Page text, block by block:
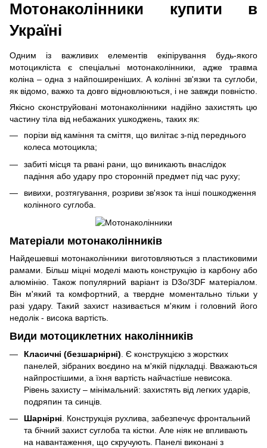
Мотонаколінники купити в
Україні
Одним із важливих елементів екіпірування будь-якого
мотоцикліста є спеціальні мотонаколінники, адже травма
коліна – одна з найпоширеніших. А колінні зв'язки та суглоби,
як відомо, важко та довго відновлюються, і не завжди повністю.
Якісно сконструйовані мотонаколінники надійно захистять цю
частину тіла від небажаних ушкоджень, таких як:
порізи від каміння та сміття, що вилітає з-під переднього
колеса мотоцикла;
забиті місця та рвані рани, що виникають внаслідок
падіння або удару про сторонній предмет під час руху;
вивихи, розтягування, розриви зв'язок та інші пошкодження
колінного суглоба.
Матеріали мотонаколінників
Найдешевші мотонаколінники виготовляються з пластиковими
рамами. Більш міцні моделі мають конструкцію із карбону або
алюмінію. Також популярний варіант із D3o/3DF матеріалом.
Він м'який та комфортний, а твердне моментально тільки у
разі удару. Такий захист називається м'яким і головний його
недолік - висока вартість.
Види мотоциклетних наколінників
Класичні (безшарнірні) . Є конструкцією з жорстких
панелей, зібраних воєдино на м'якій підкладці. Вважаються
найпростішими, а їхня вартість найчастіше невисока.
Рівень захисту – мінімальний: захистять від легких ударів,
подряпин та синців.
Шарнірні . Конструкція рухлива, забезпечує фронтальний
та бічний захист суглоба та кістки. Але ніяк не впливають
на навантаження, що скручують. Панелі виконані з